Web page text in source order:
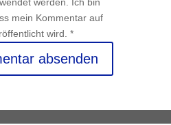
mein Kommentar auf
wird. *